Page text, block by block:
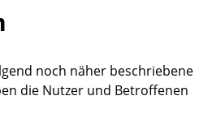
noch näher beschriebene
die Nutzer und Betroffenen